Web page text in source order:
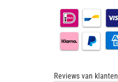
Reviews van klanten